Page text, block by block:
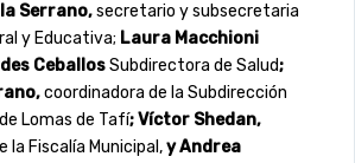
Serrano,secretario y subsecretaria
y Educativa; Laura Macchioni
CeballosSubdirectora de Salud;
coordinadora de la Subdirección
Lomas de Tafí; Víctor Shedan,
Fiscalía Municipal,y Andrea